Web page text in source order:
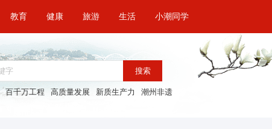
教育 健康 旅游 生活 小潮同学
搜索
百千万工程 高质量发展 新质生产力 潮州非遗